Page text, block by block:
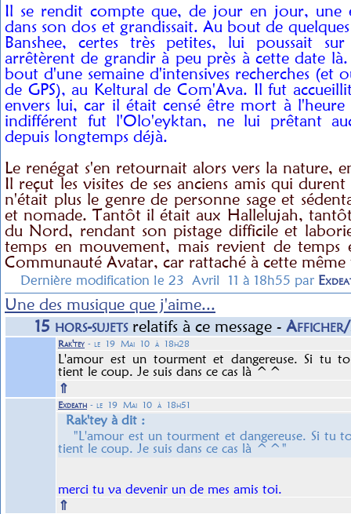
Il se rendit compte que, de jour en jour, une
dans son dos et grandissait. Au bout de
Banshee, certes très petites, lui poussait
arrêtèrent de grandir à peu près à cette date
bout d'une semaine d'intensives recherches (et
de GPS), au Keltural de Com'Ava. Il fut
envers lui, car il était censé être mort à
indifférent fut l'Olo'eyktan, ne lui prêtant
depuis longtemps déjà.
Le renégat s'en retournait alors vers la nature,
Il reçut les visites de ses anciens amis qui
n'était plus le genre de personne sage et
et nomade. Tantôt il était aux Hallelujah, tantôt
du Nord, rendant son pistage difficile et
temps en mouvement, mais revient de temps
Communauté Avatar, car rattaché à cette
Dernière modification le 23 Avril 11 à 18h55 par
Une des musique que j'aime...
15 hors-sujetsrelatifs à ce message -
Rak'tey - le 19 Mai 10 à 18h28
L'amour est un tourment et dangereuse. Si tu
tient le coup. Je suis dans ce cas là ^^
⇑
Exdeath - le 19 Mai 10 à 18h51
Rak'tey à dit :
"L'amour est un tourment et dangereuse. Si tu
tient le coup. Je suis dans ce cas là ^^"
merci tu va devenir un de mes amis toi.
⇑